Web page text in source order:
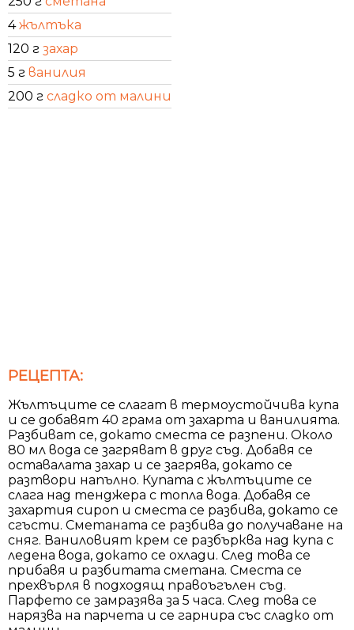
4жълтъка
120 г захар
5 г ванилия
200 г сладко от малини
РЕЦЕПТА:
Жълтъците се слагат в термоустойчива купа
и се добавят 40 грама от захарта и ванилията.
Разбиват се, докато сместа се разпени. Около
80 мл вода се загряват в друг съд. Добавя се
оставалата захар и се загрява, докато се
разтвори напълно. Купата с жълтъците се
слага над тенджера с топла вода. Добавя се
захартия сироп и сместа се разбива, докато се
сгъсти. Сметаната се разбива до получаване на
сняг. Ваниловият крем се разбърква над купа с
ледена вода, докато се охлади. След това се
прибавя и разбитата сметана. Сместа се
прехвърля в подходящ правоъгълен съд.
Парфето се замразява за 5 часа. След това се
нарязва на парчета и се гарнира със сладко от